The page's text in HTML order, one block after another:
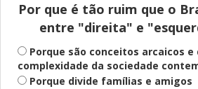
Saúde Mental
Plataforma oferece
mental para jovens
Por que é tão ruim que o
entre "direita" e
Porque são conceitos arcaicos
complexidade da sociedade
Porque divide famílias e amigos